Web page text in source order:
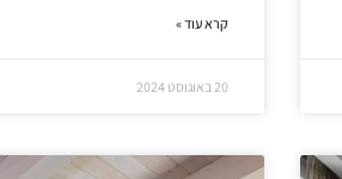
קרא עוד »
20 באוגוסט 2024